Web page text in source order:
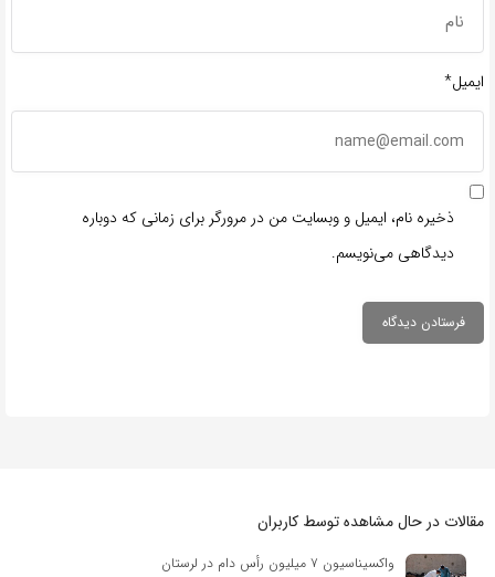
ایمیل*
ذخیره نام، ایمیل و وبسایت من در مرورگر برای زمانی که دوباره
دیدگاهی می‌نویسم.
مقالات در حال مشاهده توسط کاربران
واکسیناسیون ۷ میلیون رأس دام در لرستان